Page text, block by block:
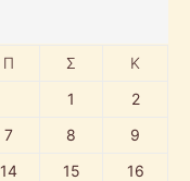
Π Σ Κ
1
2
7 8
9
14 15
16